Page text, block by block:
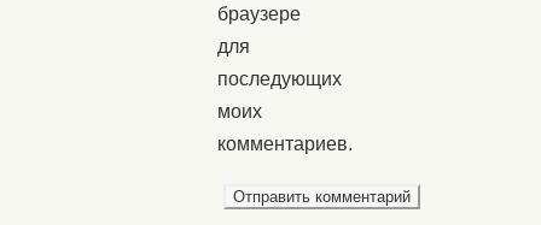
браузере
для
последующих
моих
комментариев.